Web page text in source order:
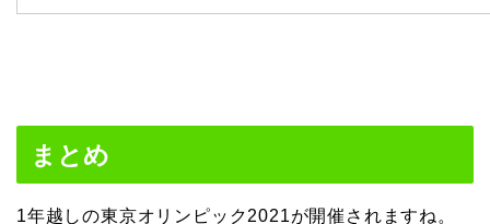
まとめ
1年越しの東京オリンピック2021が開催されますね。